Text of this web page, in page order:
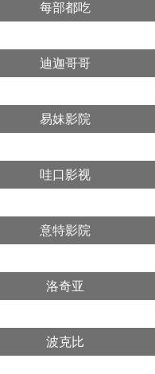
每部都吃
迪迦哥哥
易妹影院
哇口影视
意特影院
洛奇亚
波克比